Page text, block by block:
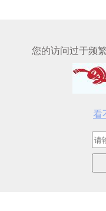
您的访问过于频
看